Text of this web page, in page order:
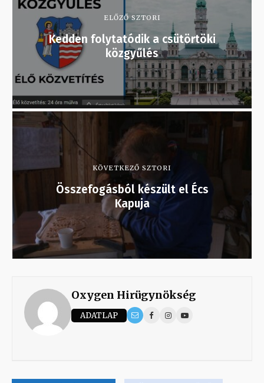
ELŐZŐ SZTORI
Kedden folytatódik a csütörtöki
közgyűlés
KÖVETKEZŐ SZTORI
Összefogásból készült el Écs
Kapuja
Oxygen Hirügynökség
ADATLAP